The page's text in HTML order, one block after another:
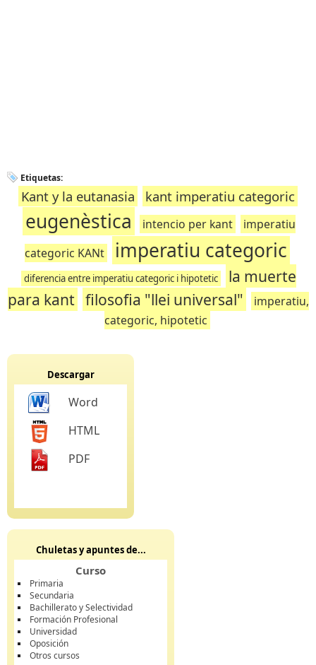
Etiquetas:
Kant y la eutanasia kant imperatiu categoric
eugenèstica intencio per kant
imperatiu
categoric KANt
imperatiu categoric
diferencia entre imperatiu categoric i hipotetic
la muerte
para kant filosofia "llei universal"
imperatiu,
categoric, hipotetic
Descargar
Word
HTML
PDF
Chuletas y apuntes de...
Curso
Primaria
Secundaria
Bachillerato y Selectividad
Formación Profesional
Universidad
Oposición
Otros cursos